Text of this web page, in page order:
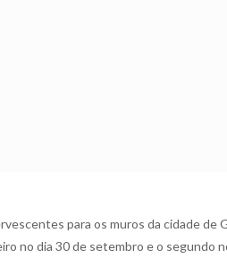
para os muros da cidade de
no dia 30 de setembro e o segundo